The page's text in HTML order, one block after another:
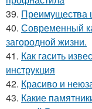
39. Преимущества
40. Современный
загородной жизни.
41. Как гасить
инструкция
42. Красиво и
43. Какие